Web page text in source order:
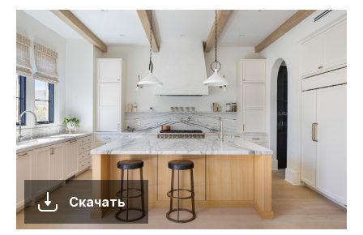
Скачать